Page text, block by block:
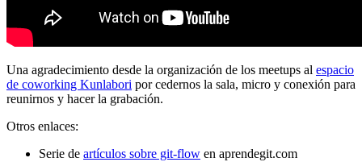
Una agradecimiento desde la organización de los meetups al espacio
de coworking Kunlabori por cedernos la sala, micro y conexión para
reunirnos y hacer la grabación.
Otros enlaces:
Serie de artículos sobre git-flow en aprendegit.com